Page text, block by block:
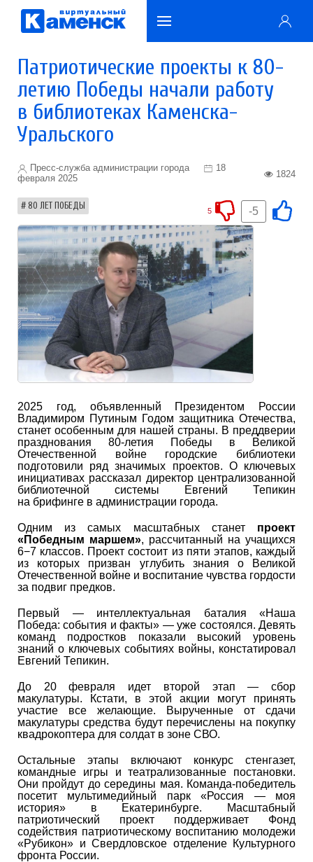
Патриотические проекты к 80-
летию Победы начали работу
в библиотеках Каменска-
Уральского
Пресс-служба администрации города
18
февраля 2025
1824
80 ЛЕТ ПОБЕДЫ -5
5
2025 год, объявленный Президентом России
Владимиром Путиным Годом защитника Отечества,
станет особенным для нашей страны. В преддверии
празднования 80-летия Победы в Великой
Отечественной войне городские библиотеки
подготовили ряд значимых проектов. О ключевых
инициативах рассказал директор централизованной
библиотечной системы Евгений Тепикин
на брифинге в администрации города.
Одним из самых масштабных станет проект
«Победным маршем», рассчитанный на учащихся
6−7 классов. Проект состоит из пяти этапов, каждый
из которых призван углубить знания о Великой
Отечественной войне и воспитание чувства гордости
за подвиг предков.
Первый — интеллектуальная баталия «Наша
Победа: события и факты» — уже состоялся. Девять
команд подростков показали высокий уровень
знаний о ключевых событиях войны, констатировал
Евгений Тепикин.
До 20 февраля идет второй этап — сбор
макулатуры. Кстати, в этой акции могут принять
участие все желающие. Вырученные от сдачи
макулатуры средства будут перечислены на покупку
квадрокоптера для солдат в зоне СВО.
Остальные этапы включают конкурс стенгазет,
командные игры и театрализованные постановки.
Они пройдут до середины мая. Команда-победитель
посетит мультимедийный парк «Россия — моя
история» в Екатеринбурге. Масштабный
патриотический проект поддерживает Фонд
содействия патриотическому воспитанию молодежи
«Рубикон» и Свердловское отделение Культурного
фронта России.